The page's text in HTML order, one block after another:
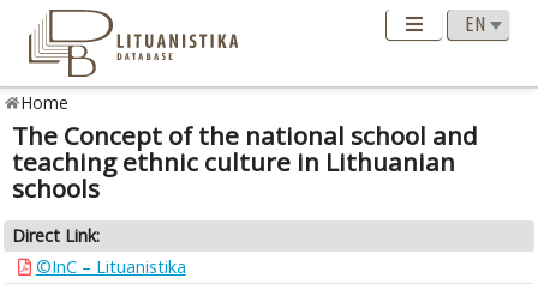
Home
The Concept of the national school and
teaching ethnic culture in Lithuanian
schools
Direct Link:
©InC – Lituanistika